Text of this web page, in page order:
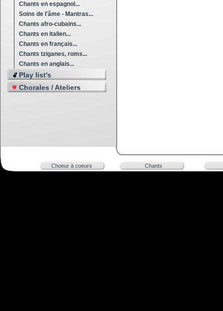
Chants en espagnol...
Soins de l'âme - Mantras...
Chants afro-cubains...
Chants en italien...
Chants en français...
Chants tziganes, roms...
Chants en anglais...
Play list's
Chorales / Ateliers
Choeur à coeurs Chants